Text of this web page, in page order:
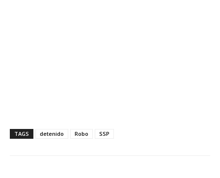
TAGS detenido Robo SSP